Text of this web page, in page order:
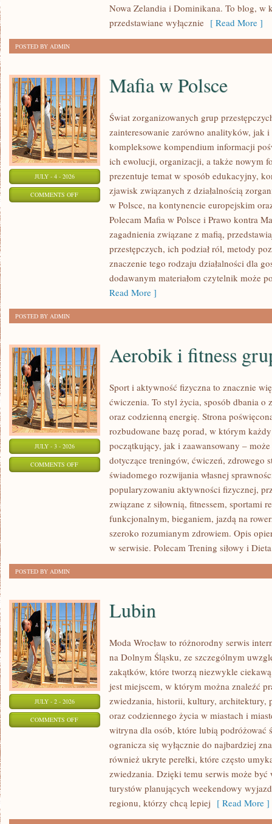
Nowa Zelandia i Dominikana. To blog, w
przedstawiane wyłącznie [ Read More ]
POSTED BY ADMIN
JULY - 4 - 2026
COMMENTS OFFON
Mafia w Polsce
Świat zorganizowanych grup
zainteresowanie zarówno analityków, jak
kompleksowe kompendium informacji
ich ewolucji, organizacji, a także nowym
prezentuje temat w sposób edukacyjny,
zjawisk związanych z działalnością
w Polsce, na kontynencie europejskim
Polecam Mafia w Polsce i Prawo kontra
zagadnienia związane z mafią,
przestępczych, ich podział ról, metody
znaczenie tego rodzaju działalności dla
dodawanym materiałom czytelnik może
Read More ]
POSTED BY ADMIN
JULY - 3 - 2026
COMMENTS OFFON
Aerobik i fitness
Sport i aktywność fizyczna to znacznie
ćwiczenia. To styl życia, sposób dbania o
oraz codzienną energię. Strona
rozbudowane bazę porad, w którym
początkujący, jak i zaawansowany –
dotyczące treningów, ćwiczeń, zdrowego
świadomego rozwijania własnej
popularyzowaniu aktywności fizycznej,
związane z siłownią, fitnessem, sportami
funkcjonalnym, bieganiem, jazdą na
szeroko rozumianym zdrowiem. Opis
w serwisie. Polecam Trening siłowy i
POSTED BY ADMIN
JULY - 2 - 2026
COMMENTS OFFON
Lubin
Moda Wrocław to różnorodny serwis
na Dolnym Śląsku, ze szczególnym
zakątków, które tworzą niezwykle
jest miejscem, w którym można znaleźć
zwiedzania, historii, kultury, architektury,
oraz codziennego życia w miastach i
witryna dla osób, które lubią podróżować
ogranicza się wyłącznie do najbardziej
również ukryte perełki, które często
zwiedzania. Dzięki temu serwis może
turystów planujących weekendowy
regionu, którzy chcą lepiej [ Read More ]